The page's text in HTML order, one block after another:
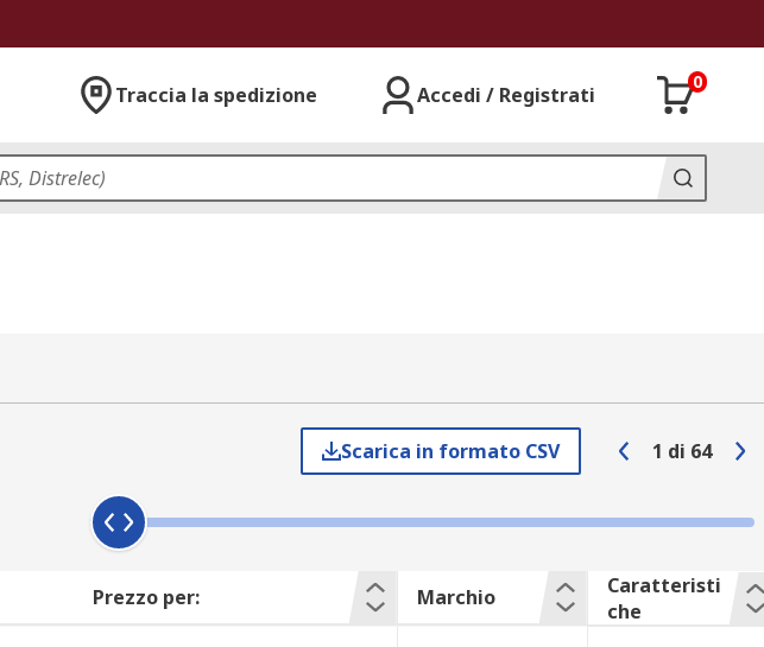
Traccia la spedizione Accedi / Registrati
0
Scarica in formato CSV 1 di 64
Prezzo per: Marchio
Caratteristi
che